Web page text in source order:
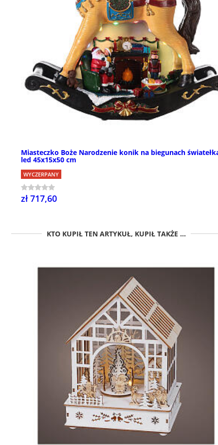
Miasteczko Boże Narodzenie konik na biegunach
led 45x15x50 cm
WYCZERPANY
zł 717,60
KTO KUPIŁ TEN ARTYKUŁ, KUPIŁ TAKŻE ...